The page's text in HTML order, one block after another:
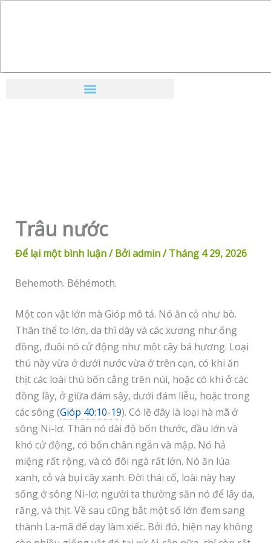
Trâu nước
Để lại một bình luận/ Bởiadmin/Tháng 4 29, 2026
Behemoth. Béhémoth.
Một con vật lớn mà Gióp mô tả. Nó ăn cỏ như bò.
Thân thể to lớn, da thì dày và các xương như ống
đồng, đuôi nó cử động như một cây bá hương. Loại
thú này vừa ở dưới nước vừa ở trên cạn, có khi ăn
thịt các loài thú bốn cẳng trên núi, hoặc có khi ở các
đồng lầy, ở giữa đám sậy, dưới đám liễu, hoặc trong
các sông (Gióp 40:10-19). Có lẽ đây là loại hà mã ở
sông Ni-lơ. Thân nó dài độ bốn thước, đầu lớn và
khó cử động, có bốn chân ngắn và mập. Nó hả
miệng rất rộng, và có đôi ngà rất lớn. Nó ăn lúa
xanh, cỏ và bụi cây xanh. Đời thái cổ, loài này hay
sống ở sông Ni-lơ; người ta thường săn nó để lấy da,
răng, và thịt. Về sau cũng bắt một số lớn đem sang
thành La-mã để dạy làm xiếc. Bởi đó, hiện nay không